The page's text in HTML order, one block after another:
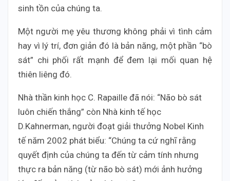
sinh tồn của chúng ta.
Một người mẹ yêu thương không phải vì tình cảm
hay vì lý trí, đơn giản đó là bản năng, một phần “bò
sát” chi phối rất mạnh để đem lại mối quan hệ
thiên liêng đó.
Nhà thần kinh học C. Rapaille đã nói: “Não bò sát
luôn chiến thắng” còn Nhà kinh tế học
D.Kahnerman, người đoạt giải thưởng Nobel Kinh
tế năm 2002 phát biểu: “Chúng ta cứ nghĩ rằng
quyết định của chúng ta đến từ cảm tính nhưng
thực ra bản năng (từ não bò sát) mới ảnh hưởng